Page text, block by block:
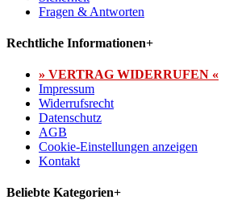
Fragen & Antworten
Rechtliche Informationen+
» VERTRAG WIDERRUFEN «
Impressum
Widerrufsrecht
Datenschutz
AGB
Cookie-Einstellungen anzeigen
Kontakt
Beliebte Kategorien+